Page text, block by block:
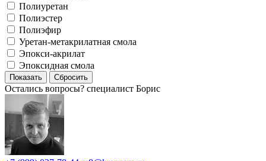
Полиуретан
Полиэстер
Полиэфир
Уретан-метакрилатная смола
Эпокси-акрилат
Эпоксидная смола
Остались вопросы? специалист Борис